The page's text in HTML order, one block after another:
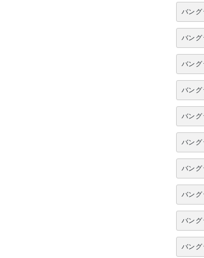
バン
バン
バン
バン
バン
バン
バン
バン
バン
バン